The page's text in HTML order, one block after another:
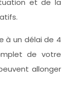
à un délai de 4
de votre
allonger